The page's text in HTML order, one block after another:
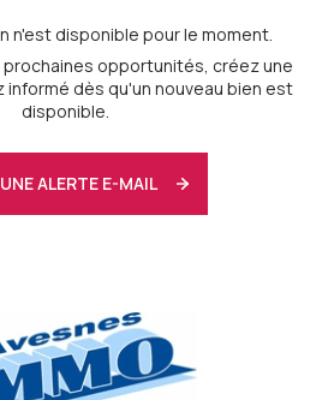
n'est disponible pour le moment.
prochaines opportunités, créez une
informé dès qu'un nouveau bien est
disponible.
ALERTE E-MAIL